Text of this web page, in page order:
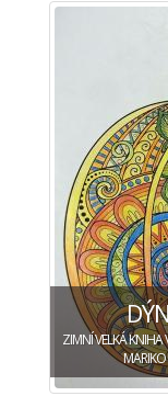
ZIMNÍ VELKÁ